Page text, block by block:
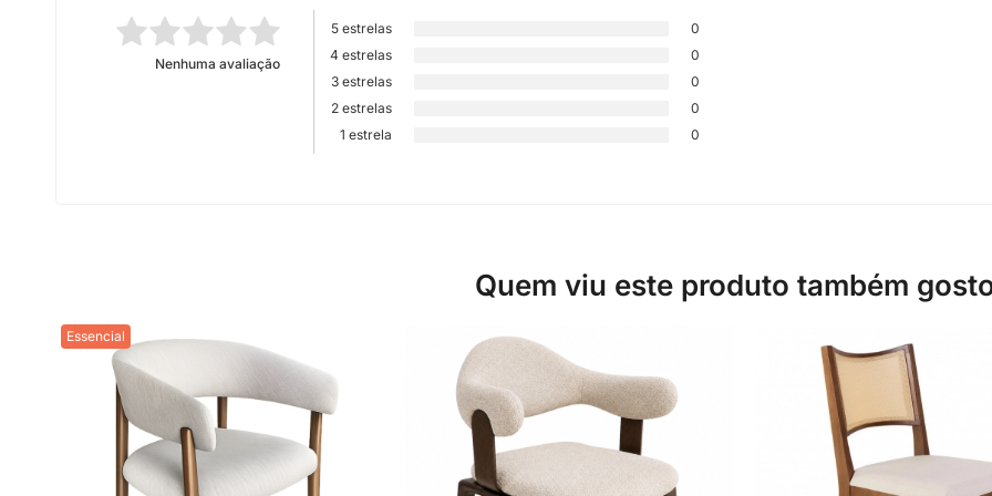
Nenhuma avaliação
5 estrelas
0
4 estrelas
0
3 estrelas
0
2 estrelas
0
1 estrela
0
Quem viu este produto também
Essencial